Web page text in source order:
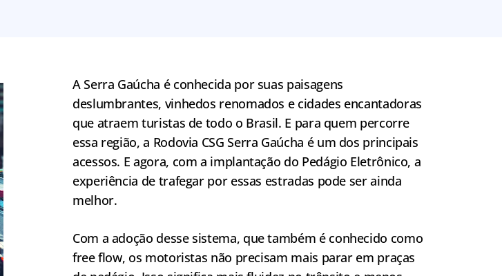
A Serra Gaúcha é conhecida por suas paisagens
deslumbrantes, vinhedos renomados e cidades encantadoras
que atraem turistas de todo o Brasil. E para quem percorre
essa região, a Rodovia CSG Serra Gaúcha é um dos principais
acessos. E agora, com a implantação do Pedágio Eletrônico, a
experiência de trafegar por essas estradas pode ser ainda
melhor.
Com a adoção desse sistema, que também é conhecido como
free flow, os motoristas não precisam mais parar em praças